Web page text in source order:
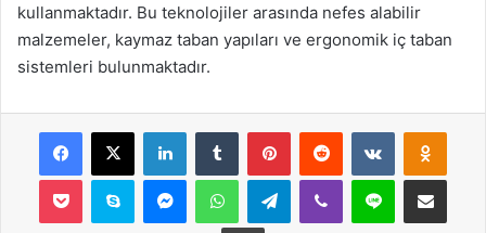
kullanmaktadır. Bu teknolojiler arasında nefes alabilir
malzemeler, kaymaz taban yapıları ve ergonomik iç taban
sistemleri bulunmaktadır.
Facebook
X LinkedInTumblr PinterestReddit VKontakte
Pocket Skype MessengerWhatsAppTelegramViber Line E-Posta ile
Yazdır